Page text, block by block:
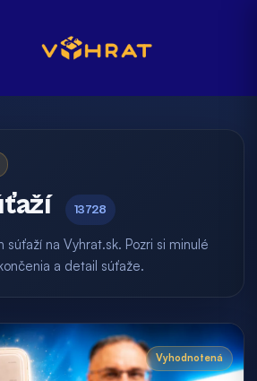
13728
súťaží na Vyhrat.sk. Pozri si minulé
a detail súťaže.
Vyhodnotená